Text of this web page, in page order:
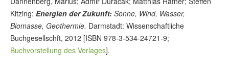
Kitzing: Energien der Zukunft: Sonne, Wind, Wasser,
Biomasse, Geothermie. Darmstadt: Wissenschaftliche
Buchgesellschft, 2012 [ISBN 978-3-534-24721-9;
Buchvorstellung des Verlages].